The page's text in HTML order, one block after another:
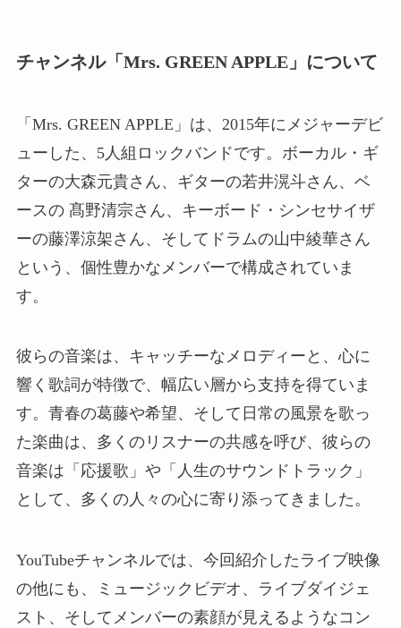
チャンネル「Mrs. GREEN APPLE」について
「Mrs. GREEN APPLE」は、2015年にメジャーデビ
ューした、5人組ロックバンドです。ボーカル・ギ
ターの大森元貴さん、ギターの若井滉斗さん、ベ
ースの 髙野清宗さん、キーボード・シンセサイザ
ーの藤澤涼架さん、そしてドラムの山中綾華さん
という、個性豊かなメンバーで構成されていま
す。
彼らの音楽は、キャッチーなメロディーと、心に
響く歌詞が特徴で、幅広い層から支持を得ていま
す。青春の葛藤や希望、そして日常の風景を歌っ
た楽曲は、多くのリスナーの共感を呼び、彼らの
音楽は「応援歌」や「人生のサウンドトラック」
として、多くの人々の心に寄り添ってきました。
YouTubeチャンネルでは、今回紹介したライブ映像
の他にも、ミュージックビデオ、ライブダイジェ
スト、そしてメンバーの素顔が見えるようなコン